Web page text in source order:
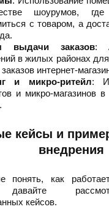
шоурумов, где
с товаром, а
выдачи заказов:
в жилых районах для
интернет-
и микро-ритейл:
и микро-магазинов в
кейсы и
внедрения
понять, как
давайте
кейсов.